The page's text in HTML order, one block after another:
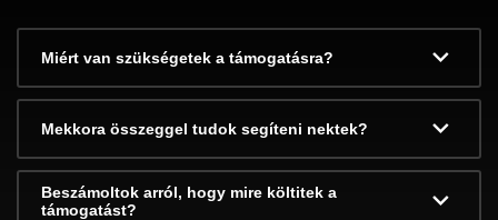
Miért van szükségetek a támogatásra?
Mekkora összeggel tudok segíteni nektek?
Beszámoltok arról, hogy mire költitek a
támogatást?